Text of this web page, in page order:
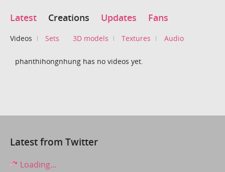
Latest Creations Updates Fans
Videos Sets 3D models Textures Audio
phanthihongnhung has no videos yet.
Latest from Twitter
Loading...